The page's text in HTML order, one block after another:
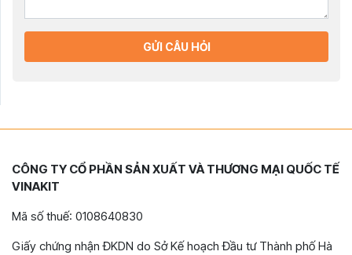
GỬI CÂU HỎI
CÔNG TY CỔ PHẦN SẢN XUẤT VÀ THƯƠNG MẠI QUỐC TẾ
VINAKIT
Mã số thuế: 0108640830
Giấy chứng nhận ĐKDN do Sở Kế hoạch Đầu tư Thành phố Hà